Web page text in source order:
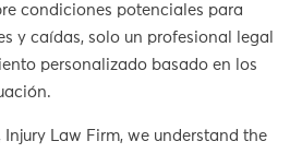
condiciones potenciales para
y caídas, solo un profesional legal
personalizado basado en los
Law Firm, we understand the